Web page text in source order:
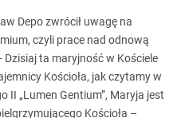
Depo zwrócił uwagę na
czyli prace nad odnową
Dzisiaj ta maryjność w Kościele
Kościoła, jak czytamy w
II „Lumen Gentium”, Maryja jest
Kościoła –